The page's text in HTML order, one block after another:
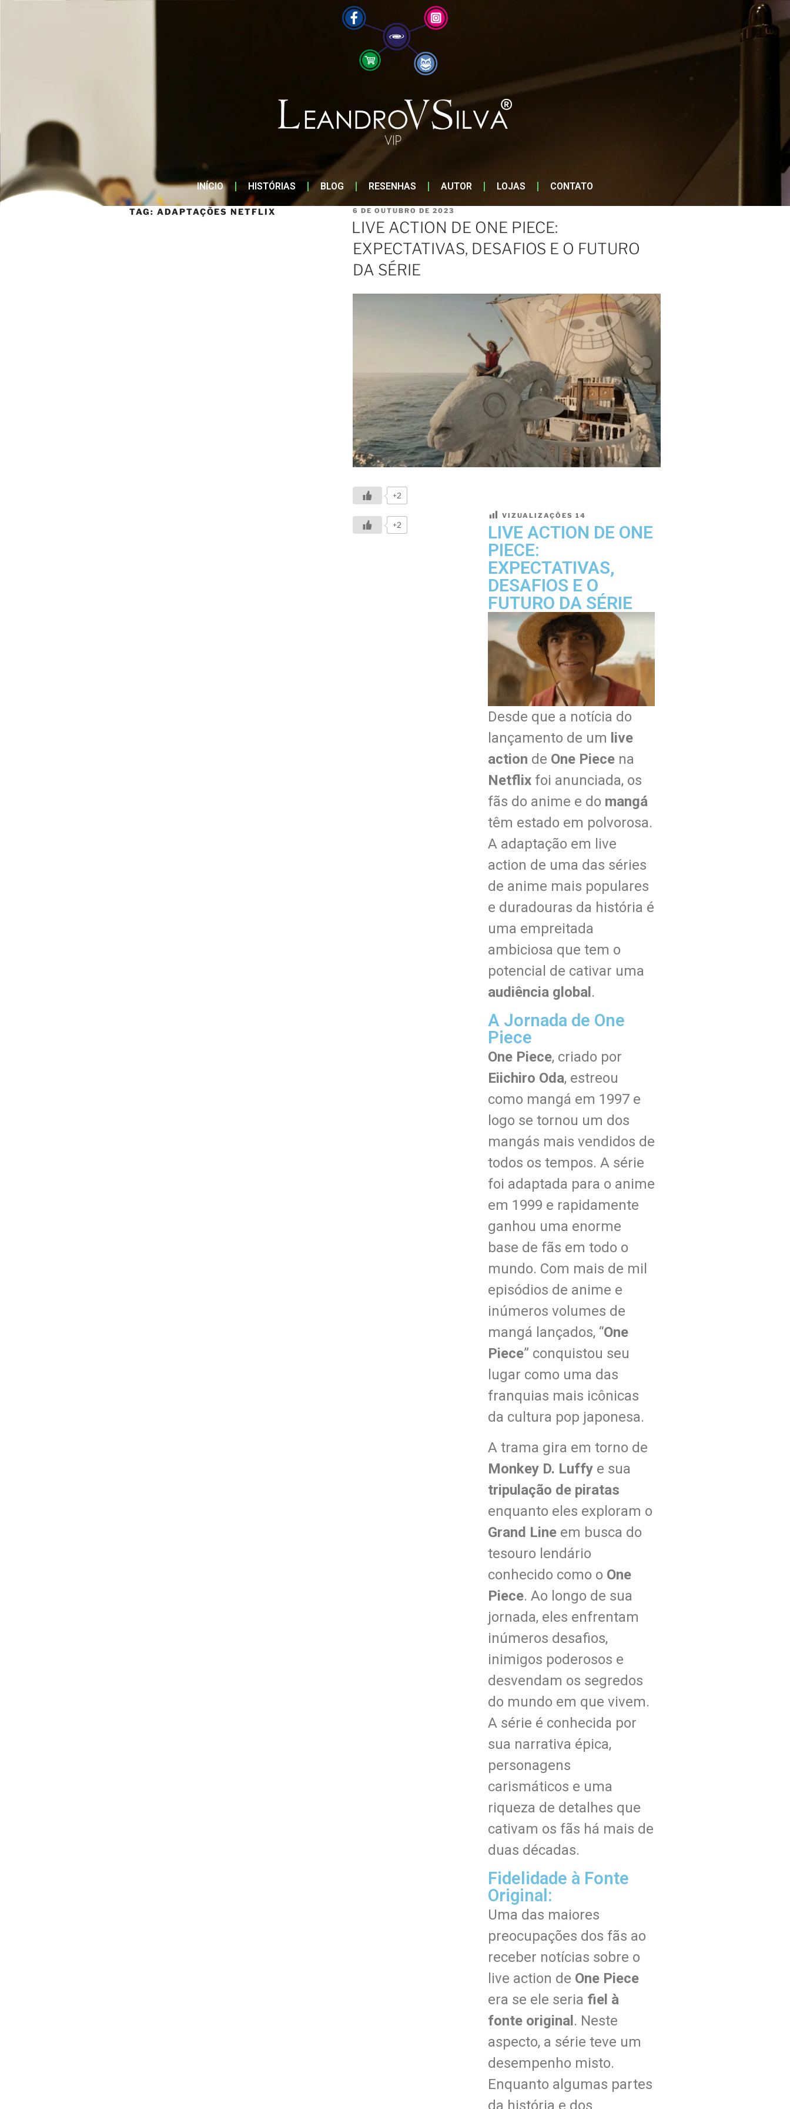
INÍCIO HISTÓRIAS BLOG RESENHAS AUTOR LOJAS CONTATO
TAG: ADAPTAÇÕES NETFLIX 6 DE OUTUBRO DE 2023
LIVE ACTION DE ONE PIECE:
EXPECTATIVAS, DESAFIOS E O FUTURO
DA SÉRIE
+2
VIZUALIZAÇÕES 14
LIVE ACTION DE ONE
PIECE:
EXPECTATIVAS,
DESAFIOS E O
FUTURO DA SÉRIE
Desde que a notícia do
lançamento de um live
action de One Piecena
Netflix foi anunciada, os
fãs do anime e do mangá
têm estado em polvorosa.
A adaptação em live
action de uma das séries
de anime mais populares
e duradouras da história é
uma empreitada
ambiciosa que tem o
potencial de cativar uma
audiência global.
A Jornada de One
Piece
One Piece, criado por
Eiichiro Oda, estreou
como mangá em 1997 e
logo se tornou um dos
mangás mais vendidos de
todos os tempos. A série
foi adaptada para o anime
em 1999 e rapidamente
ganhou uma enorme
base de fãs em todo o
mundo. Com mais de mil
episódios de anime e
inúmeros volumes de
mangá lançados, “One
Piece” conquistou seu
lugar como uma das
franquias mais icônicas
da cultura pop japonesa.
A trama gira em torno de
Monkey D. Luffye sua
tripulação de piratas
enquanto eles exploram o
Grand Line em busca do
tesouro lendário
conhecido como o One
Piece. Ao longo de sua
jornada, eles enfrentam
inúmeros desafios,
inimigos poderosos e
desvendam os segredos
do mundo em que vivem.
A série é conhecida por
sua narrativa épica,
personagens
carismáticos e uma
riqueza de detalhes que
cativam os fãs há mais de
duas décadas.
Fidelidade à Fonte
Original:
Uma das maiores
preocupações dos fãs ao
receber notícias sobre o
live action de One Piece
era se ele seria fiel à
fonte original. Neste
aspecto, a série teve um
desempenho misto.
Enquanto algumas partes
da história e dos
+2